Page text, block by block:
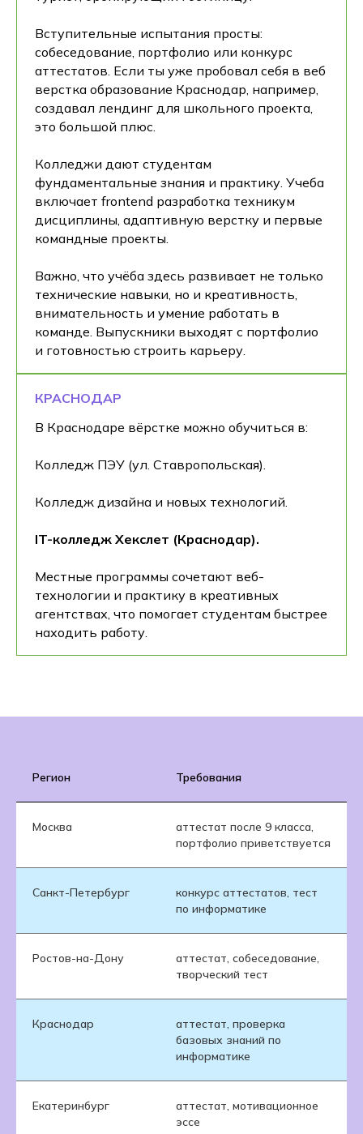
Вступительные испытания просты:
собеседование, портфолио или конкурс
аттестатов. Если ты уже пробовал себя в веб
верстка образование Краснодар, например,
создавал лендинг для школьного проекта,
это большой плюс.
Колледжи дают студентам
фундаментальные знания и практику. Учеба
включает frontend разработка техникум
дисциплины, адаптивную верстку и первые
командные проекты.
Важно, что учёба здесь развивает не только
технические навыки, но и креативность,
внимательность и умение работать в
команде. Выпускники выходят с портфолио
и готовностью строить карьеру.
КРАСНОДАР
В Краснодаре вёрстке можно обучиться в:
Колледж ПЭУ (ул. Ставропольская).
Колледж дизайна и новых технологий.
IT-колледж Хекслет (Краснодар).
Местные программы сочетают веб-
технологии и практику в креативных
агентствах, что помогает студентам быстрее
находить работу.
Регион Требования
Москва
аттестат после 9 класса,
портфолио приветствуется
Санкт-Петербург
конкурс аттестатов, тест
по информатике
Ростов-на-Дону
аттестат, собеседование,
творческий тест
Краснодар
аттестат, проверка
базовых знаний по
информатике
Екатеринбург
аттестат, мотивационное
эссе